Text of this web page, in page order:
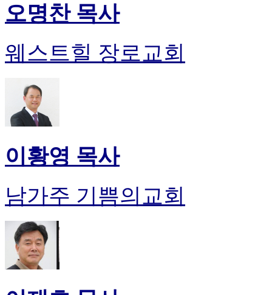
오명찬 목사
웨스트힐 장로교회
이황영 목사
남가주 기쁨의교회